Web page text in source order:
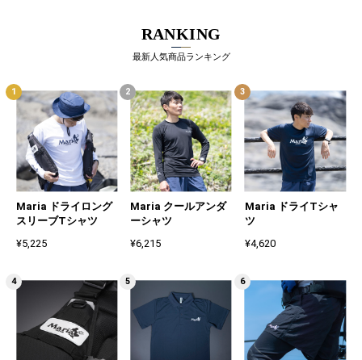
RANKING
最新人気商品ランキング
Maria ドライロング
スリーブTシャツ
¥5,225
Maria クールアンダ
ーシャツ
¥6,215
Maria ドライTシャ
ツ
¥4,620